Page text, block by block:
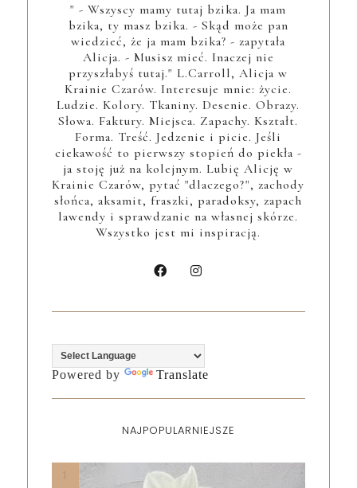
" - Wszyscy mamy tutaj bzika. Ja mam
bzika, ty masz bzika. - Skąd może pan
wiedzieć, że ja mam bzika? - zapytała
Alicja. - Musisz mieć. Inaczej nie
przyszłabyś tutaj." L.Carroll, Alicja w
Krainie Czarów. Interesuje mnie: życie.
Ludzie. Kolory. Tkaniny. Desenie. Obrazy.
Słowa. Faktury. Miejsca. Zapachy. Kształt.
Forma. Treść. Jedzenie i picie. Jeśli
ciekawość to pierwszy stopień do piekła -
ja stoję już na kolejnym. Lubię Alicję w
Krainie Czarów, pytać "dlaczego?", zachody
słońca, aksamit, fraszki, paradoksy, zapach
lawendy i sprawdzanie na własnej skórze.
Wszystko jest mi inspiracją.
Powered by Translate
NAJPOPULARNIEJSZE